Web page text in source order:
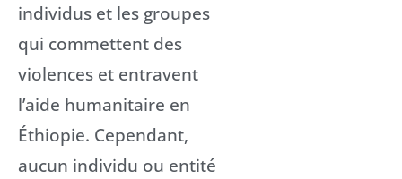
individus et les groupes
qui commettent des
violences et entravent
l’aide humanitaire en
Éthiopie. Cependant,
aucun individu ou entité